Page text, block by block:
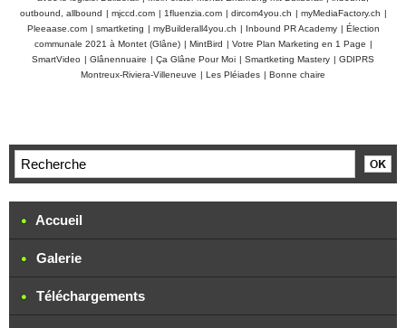
outbound, allbound | mjccd.com | 1fluenzia.com | dircom4you.ch | myMediaFactory.ch |
Pleeaase.com | smartketing | myBuilderall4you.ch | Inbound PR Academy | Élection
communale 2021 à Montet (Glâne) | MintBird | Votre Plan Marketing en 1 Page |
SmartVideo | Glânennuaire | Ça Glâne Pour Moi | Smartketing Mastery | GDIPRS
Montreux-Riviera-Villeneuve | Les Pléiades | Bonne chaire
Accueil
Galerie
Téléchargements